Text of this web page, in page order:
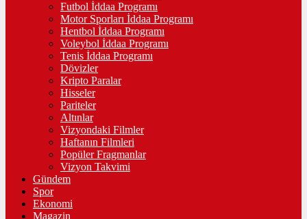
Futbol İddaa Programı
Motor Sporları İddaa Programı
Hentbol İddaa Programı
Voleybol İddaa Programı
Tenis İddaa Programı
Dövizler
Kripto Paralar
Hisseler
Pariteler
Altınlar
Vizyondaki Filmler
Haftanın Filmleri
Popüler Fragmanlar
Vizyon Takvimi
Gündem
Spor
Ekonomi
Magazin